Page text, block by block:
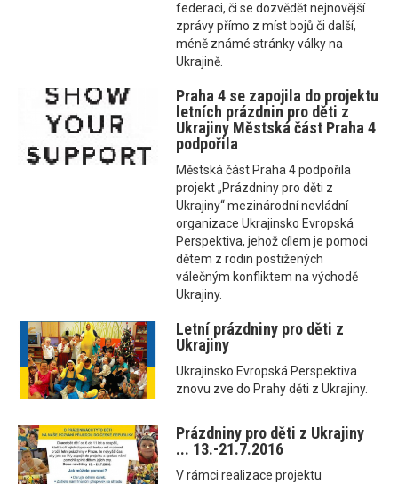
federaci, či se dozvědět nejnovější
zprávy přímo z míst bojů či další,
méně známé stránky války na
Ukrajině.
Praha 4 se zapojila do projektu
letních prázdnin pro děti z
Ukrajiny Městská část Praha 4
podpořila
Městská část Praha 4 podpořila
projekt „Prázdniny pro děti z
Ukrajiny“ mezinárodní nevládní
organizace Ukrajinsko Evropská
Perspektiva, jehož cílem je pomoci
dětem z rodin postižených
válečným konfliktem na východě
Ukrajiny.
Letní prázdniny pro děti z
Ukrajiny
Ukrajinsko Evropská Perspektiva
znovu zve do Prahy děti z Ukrajiny.
Prázdniny pro děti z Ukrajiny
... 13.-21.7.2016
V rámci realizace projektu